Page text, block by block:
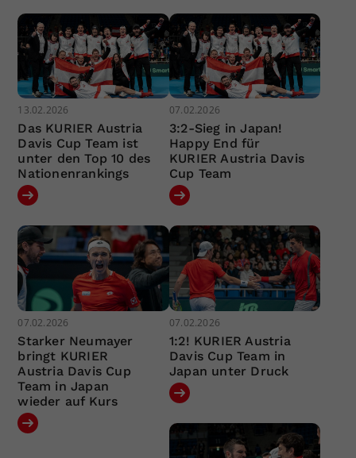
13.02.2026
Das KURIER Austria
Davis Cup Team ist
unter den Top 10 des
Nationenrankings
07.02.2026
3:2-Sieg in Japan!
Happy End für
KURIER Austria Davis
Cup Team
07.02.2026
Starker Neumayer
bringt KURIER
Austria Davis Cup
Team in Japan
wieder auf Kurs
07.02.2026
1:2! KURIER Austria
Davis Cup Team in
Japan unter Druck